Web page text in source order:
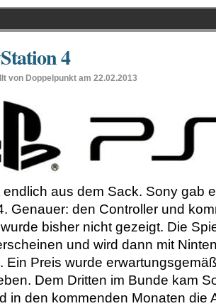
4
von Doppelpunkt am 22.02.2013
endlich aus dem Sack. Sony gab
Genauer: den Controller und
bisher nicht gezeigt. Die
und wird dann mit
Ein Preis wurde
Dem Dritten im Bunde kam
in den kommenden Monaten die